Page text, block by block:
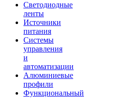
Светодиодные
ленты
Источники
питания
Системы
управления
и
автоматизации
Алюминиевые
профили
Функциональный